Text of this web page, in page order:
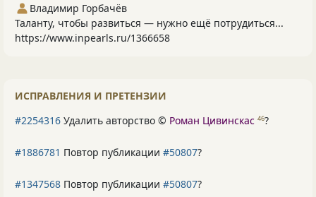
Владимир Горбачёв
Таланту, чтобы развиться — нужно ещё потрудиться...
https://www.inpearls.ru/1366658
ИСПРАВЛЕНИЯ И ПРЕТЕНЗИИ
#2254316 Удалить авторство © Роман Цивинскас 46?
#1886781 Повтор публикации #50807?
#1347568 Повтор публикации #50807?